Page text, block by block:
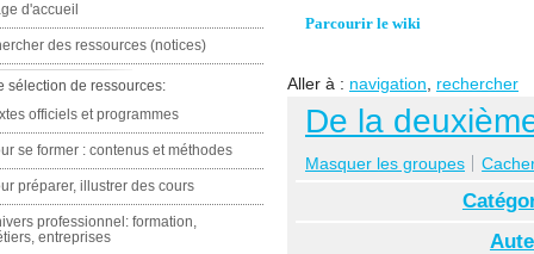
Parcourir le wiki
Aller à : navigation rechercher
De la
Masquer les groupes
d'accueil
des ressources (notices)
sélection de ressources:
officiels et programmes
se former : contenus et méthodes
préparer, illustrer des cours
professionnel: formation,
entreprises